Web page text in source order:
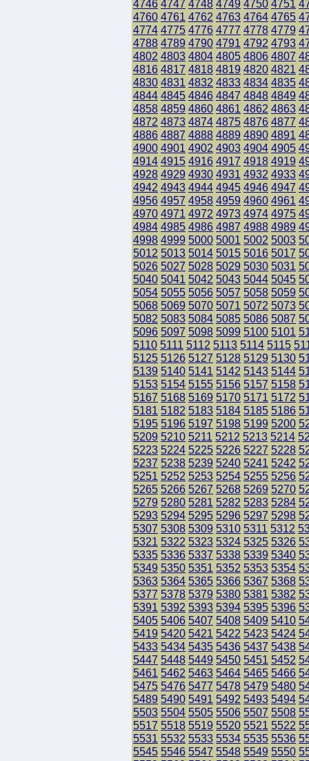
4746 4747 4748 4749 4750 4751
4760 4761 4762 4763 4764 4765
4774 4775 4776 4777 4778 4779
4788 4789 4790 4791 4792 4793
4802 4803 4804 4805 4806 4807
4816 4817 4818 4819 4820 4821
4830 4831 4832 4833 4834 4835
4844 4845 4846 4847 4848 4849
4858 4859 4860 4861 4862 4863
4872 4873 4874 4875 4876 4877
4886 4887 4888 4889 4890 4891
4900 4901 4902 4903 4904 4905
4914 4915 4916 4917 4918 4919
4928 4929 4930 4931 4932 4933
4942 4943 4944 4945 4946 4947
4956 4957 4958 4959 4960 4961
4970 4971 4972 4973 4974 4975
4984 4985 4986 4987 4988 4989
4998 4999 5000 5001 5002 5003
5012 5013 5014 5015 5016 5017
5026 5027 5028 5029 5030 5031
5040 5041 5042 5043 5044 5045
5054 5055 5056 5057 5058 5059
5068 5069 5070 5071 5072 5073
5082 5083 5084 5085 5086 5087
5096 5097 5098 5099 5100 5101
5110 5111 5112 5113 5114 5115
5125 5126 5127 5128 5129 5130
5139 5140 5141 5142 5143 5144
5153 5154 5155 5156 5157 5158
5167 5168 5169 5170 5171 5172
5181 5182 5183 5184 5185 5186
5195 5196 5197 5198 5199 5200
5209 5210 5211 5212 5213 5214
5223 5224 5225 5226 5227 5228
5237 5238 5239 5240 5241 5242
5251 5252 5253 5254 5255 5256
5265 5266 5267 5268 5269 5270
5279 5280 5281 5282 5283 5284
5293 5294 5295 5296 5297 5298
5307 5308 5309 5310 5311 5312
5321 5322 5323 5324 5325 5326
5335 5336 5337 5338 5339 5340
5349 5350 5351 5352 5353 5354
5363 5364 5365 5366 5367 5368
5377 5378 5379 5380 5381 5382
5391 5392 5393 5394 5395 5396
5405 5406 5407 5408 5409 5410
5419 5420 5421 5422 5423 5424
5433 5434 5435 5436 5437 5438
5447 5448 5449 5450 5451 5452
5461 5462 5463 5464 5465 5466
5475 5476 5477 5478 5479 5480
5489 5490 5491 5492 5493 5494
5503 5504 5505 5506 5507 5508
5517 5518 5519 5520 5521 5522
5531 5532 5533 5534 5535 5536
5545 5546 5547 5548 5549 5550